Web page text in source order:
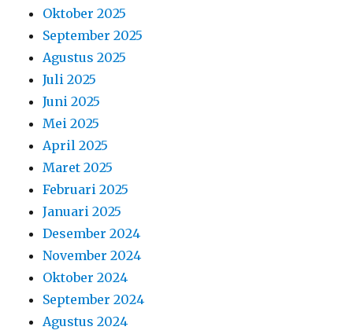
Oktober 2025
September 2025
Agustus 2025
Juli 2025
Juni 2025
Mei 2025
April 2025
Maret 2025
Februari 2025
Januari 2025
Desember 2024
November 2024
Oktober 2024
September 2024
Agustus 2024